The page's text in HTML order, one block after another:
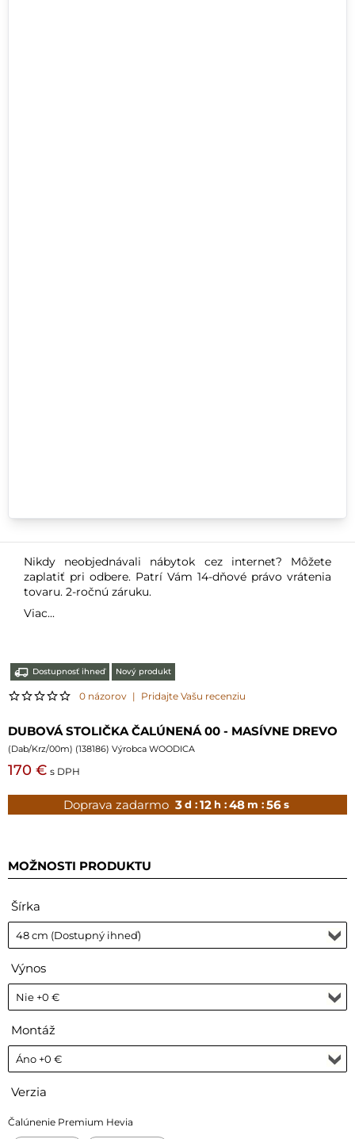
Nikdy neobjednávali nábytok cez internet? Môžete
zaplatiť pri odbere. Patrí Vám 14-dňové právo vrátenia
tovaru. 2-ročnú záruku.
Viac...
Dostupnosť ihneď Nový produkt
0 názorov | Pridajte Vašu recenziu
DUBOVÁ STOLIČKA ČALÚNENÁ 00 - MASÍVNE DREVO
(Dab/Krz/00m) (138186) Výrobca WOODICA
170 € s DPH
Doprava zadarmo 3d :12 h :48 m :55 s
MOŽNOSTI PRODUKTU
Šírka
Výnos
Montáž
Verzia
Čalúnenie Premium Hevia